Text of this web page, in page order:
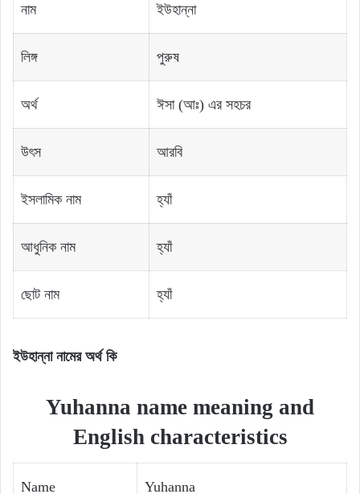
নাম ইউহান্না
লিঙ্গ পুরুষ
অর্থ ঈসা (আঃ) এর সহচর
উৎস আরবি
ইসলামিক নাম হ্যাঁ
আধুনিক নাম হ্যাঁ
ছোট নাম হ্যাঁ
ইউহান্না নামের অর্থ কি
Yuhanna name meaning and
English characteristics
Name Yuhanna